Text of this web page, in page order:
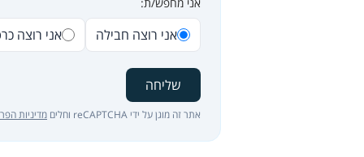
אני רוצה חבילה אני רוצה
שליחה
אתר זה מוגן על ידי reCAPTCHA וחלים מדיניות